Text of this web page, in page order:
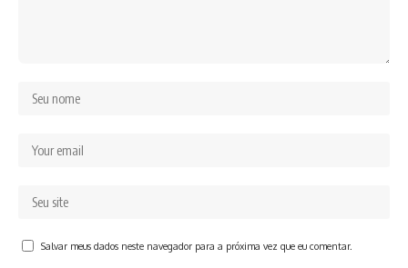
Salvar meus dados neste navegador para a próxima vez que eu comentar.